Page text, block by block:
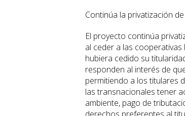
Continúa la privatización
El proyecto continúa
al ceder a las
hubiera cedido su
responden al interés de
permitiendo a los titulares
las transnacionales tener
ambiente, pago de